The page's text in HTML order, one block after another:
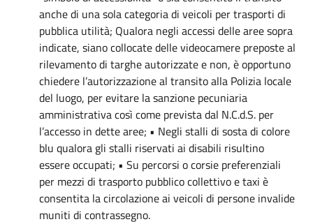
anche di una sola categoria di veicoli per trasporti di
pubblica utilità; Qualora negli accessi delle aree sopra
indicate, siano collocate delle videocamere preposte al
rilevamento di targhe autorizzate e non, è opportuno
chiedere l’autorizzazione al transito alla Polizia locale
del luogo, per evitare la sanzione pecuniaria
amministrativa così come prevista dal N.C.d.S. per
l’accesso in dette aree; • Negli stalli di sosta di colore
blu qualora gli stalli riservati ai disabili risultino
essere occupati; • Su percorsi o corsie preferenziali
per mezzi di trasporto pubblico collettivo e taxi è
consentita la circolazione ai veicoli di persone invalide
muniti di contrassegno.